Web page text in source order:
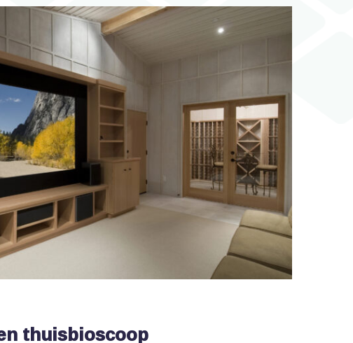
thuisbioscoop